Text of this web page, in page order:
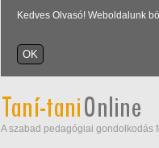
Kedves Olvasó! Weboldalunk
A szabad pedagógiai gondolkodás